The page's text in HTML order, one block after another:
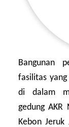
Bangunan
fasilitas
di dalam
gedung AKR
Kebon